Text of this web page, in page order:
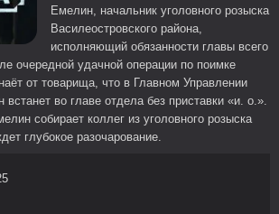
Емелин, начальник уголовного розыска
Василеостровского района,
исполняющий обязанности главы всего
очередной удачной операции по поимке
от товарища, что в Главном Управлении
встанет во главе отдела без приставки «и. о.».
собирает коллег из уголовного розыска
глубокое разочарование.